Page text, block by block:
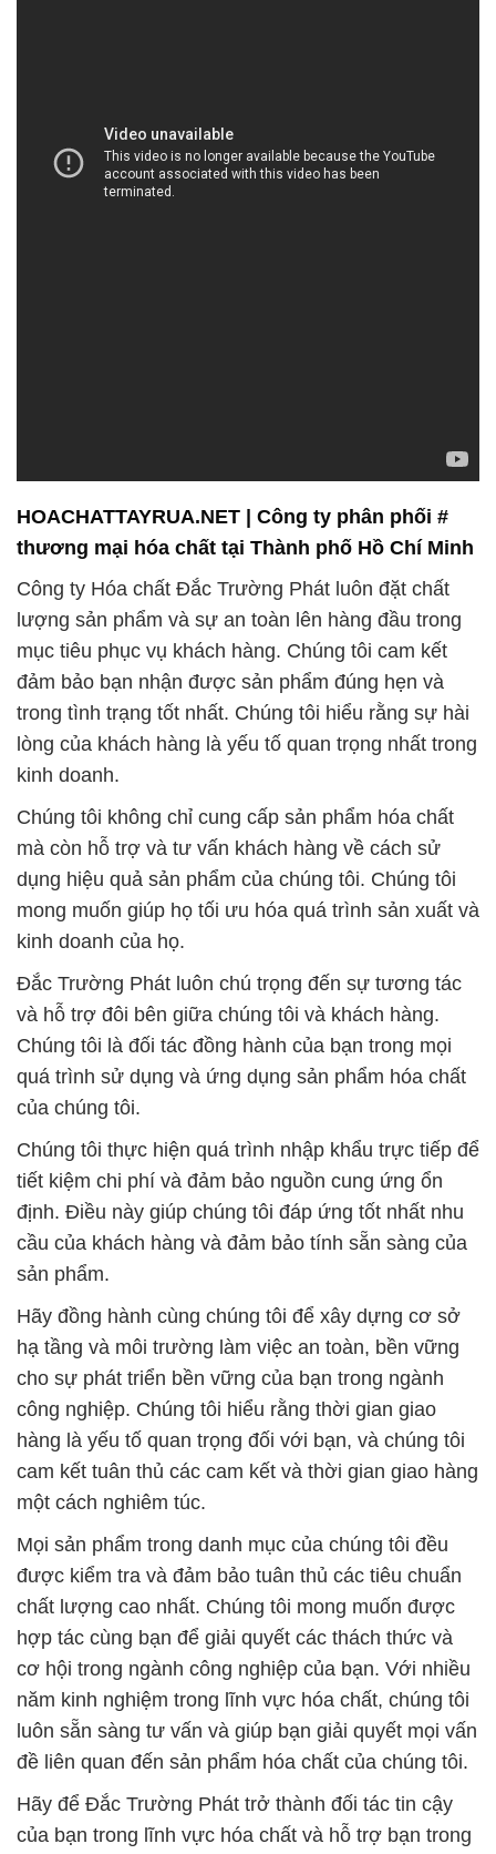
HOACHATTAYRUA.NET | Công ty phân phối #
thương mại hóa chất tại Thành phố Hồ Chí Minh
Công ty Hóa chất Đắc Trường Phát luôn đặt chất
lượng sản phẩm và sự an toàn lên hàng đầu trong
mục tiêu phục vụ khách hàng. Chúng tôi cam kết
đảm bảo bạn nhận được sản phẩm đúng hẹn và
trong tình trạng tốt nhất. Chúng tôi hiểu rằng sự hài
lòng của khách hàng là yếu tố quan trọng nhất trong
kinh doanh.
Chúng tôi không chỉ cung cấp sản phẩm hóa chất
mà còn hỗ trợ và tư vấn khách hàng về cách sử
dụng hiệu quả sản phẩm của chúng tôi. Chúng tôi
mong muốn giúp họ tối ưu hóa quá trình sản xuất và
kinh doanh của họ.
Đắc Trường Phát luôn chú trọng đến sự tương tác
và hỗ trợ đôi bên giữa chúng tôi và khách hàng.
Chúng tôi là đối tác đồng hành của bạn trong mọi
quá trình sử dụng và ứng dụng sản phẩm hóa chất
của chúng tôi.
Chúng tôi thực hiện quá trình nhập khẩu trực tiếp để
tiết kiệm chi phí và đảm bảo nguồn cung ứng ổn
định. Điều này giúp chúng tôi đáp ứng tốt nhất nhu
cầu của khách hàng và đảm bảo tính sẵn sàng của
sản phẩm.
Hãy đồng hành cùng chúng tôi để xây dựng cơ sở
hạ tầng và môi trường làm việc an toàn, bền vững
cho sự phát triển bền vững của bạn trong ngành
công nghiệp. Chúng tôi hiểu rằng thời gian giao
hàng là yếu tố quan trọng đối với bạn, và chúng tôi
cam kết tuân thủ các cam kết và thời gian giao hàng
một cách nghiêm túc.
Mọi sản phẩm trong danh mục của chúng tôi đều
được kiểm tra và đảm bảo tuân thủ các tiêu chuẩn
chất lượng cao nhất. Chúng tôi mong muốn được
hợp tác cùng bạn để giải quyết các thách thức và
cơ hội trong ngành công nghiệp của bạn. Với nhiều
năm kinh nghiệm trong lĩnh vực hóa chất, chúng tôi
luôn sẵn sàng tư vấn và giúp bạn giải quyết mọi vấn
đề liên quan đến sản phẩm hóa chất của chúng tôi.
Hãy để Đắc Trường Phát trở thành đối tác tin cậy
của bạn trong lĩnh vực hóa chất và hỗ trợ bạn trong